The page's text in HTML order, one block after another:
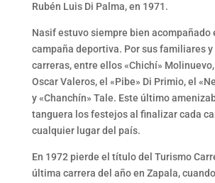
Rubén Luis Di Palma, en 1971.
Nasif estuvo siempre bien acompañado
campaña deportiva. Por sus familiares
carreras, entre ellos «Chichí»
Oscar Valeros, el «Pibe» Di Primio, el
y «Chanchín» Tale. Este último
tanguera los festejos al finalizar cada
cualquier lugar del país.
En 1972 pierde el título del Turismo
última carrera del año en Zapala,